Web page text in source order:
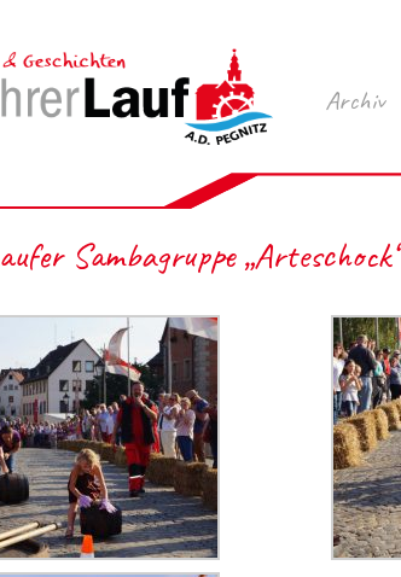
Archiv
Sambagruppe „Arteschock“